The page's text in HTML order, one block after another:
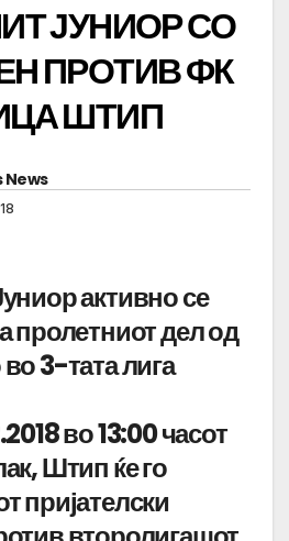
ЈУНИОР СО
ПРОТИВ ФК
ШТИП
News
активно се
пролетниот дел од
3-тата лига
во 13:00 часот
Штип ќе го
пријателски